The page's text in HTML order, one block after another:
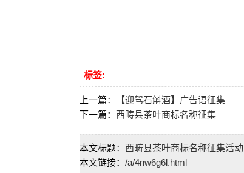
标签:
上一篇：
【迎驾石斛酒】广告语征集
下一篇： 西畴县茶叶商标名称征集
本文标题： 西畴县茶叶商标名称征集活动
本文链接： /a/4nw6g6l.html